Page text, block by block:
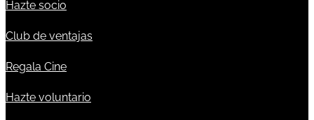
Hazte socio
Club de ventajas
Regala Cine
Hazte voluntario